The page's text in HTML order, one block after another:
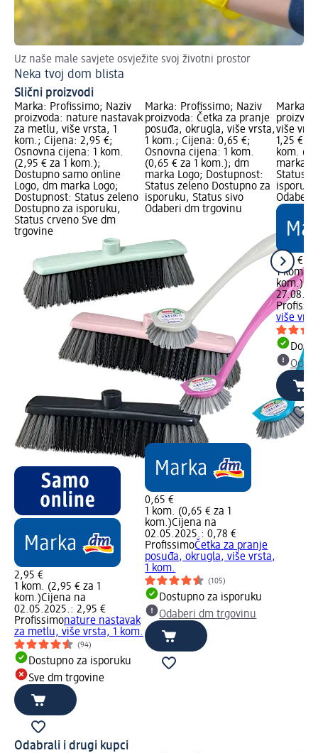
Uz naše male savjete osvježite svoj životni prostor
Neka tvoj dom blista
Slični proizvodi
Marka: Profissimo; Naziv
proizvoda: nature nastavak
za metlu, više vrsta, 1
kom.; Cijena: 2,95 €;
Osnovna cijena: 1 kom.
(2,95 € za 1 kom.);
Dostupno samo online
Logo, dm marka Logo;
Dostupnost: Status zeleno
Dostupno za isporuku,
Status crveno Sve dm
trgovine
2,95 €
1 kom. (2,95 € za 1
kom.)Cijena na
02.05.2025.: 2,95 €
Profissimonature nastavak
za metlu, više vrsta, 1 kom.
(94)
Dostupno za isporuku
Sve dm trgovine
Marka: Profissimo; Naziv
proizvoda: Četka za pranje
posuđa, okrugla, više vrsta,
1 kom.; Cijena: 0,65 €;
Osnovna cijena: 1 kom.
(0,65 € za 1 kom.); dm
marka Logo; Dostupnost:
Status zeleno Dostupno za
isporuku, Status sivo
Odaberi dm trgovinu
0,65 €
1 kom. (0,65 € za 1
kom.)Cijena na
02.05.2025.: 0,78 €
ProfissimoČetka za pranje
posuđa, okrugla, više vrsta,
1 kom.
(105)
Dostupno za isporuku
Odaberi dm trgovinu
Marka:
više
1,25 €;
kom.
marka
Status
Odaberi
1,25 €
1 kom.
kom.)
više
Odabrali i drugi kupci